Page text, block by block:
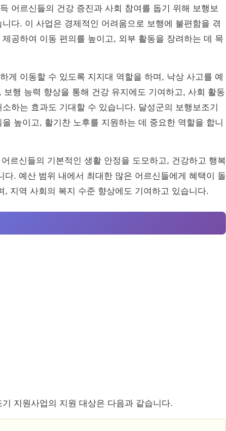
어르신들의 건강 증진과 사회 참여를 돕기 위해 보행보
다. 이 사업은 경제적인 어려움으로 보행에 불편함을 겪
공하여 이동 편의를 높이고, 외부 활동을 장려하는 데 목
게 이동할 수 있도록 지지대 역할을 하며, 낙상 사고를 예
행 능력 향상을 통해 건강 유지에도 기여하고, 사회 활동
하는 효과도 기대할 수 있습니다. 달성군의 보행보조기
높이고, 활기찬 노후를 지원하는 데 중요한 역할을 합니
르신들의 기본적인 생활 안정을 도모하고, 건강하고 행복
다. 예산 범위 내에서 최대한 많은 어르신들에게 혜택이 돌
, 지역 사회의 복지 수준 향상에도 기여하고 있습니다.
지원사업의 지원 대상은 다음과 같습니다.